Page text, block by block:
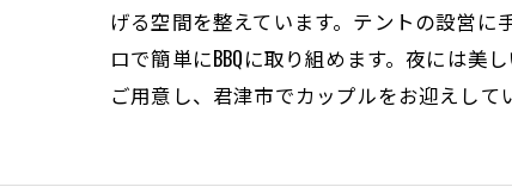
げる空間を整えています。テントの設営
ロで簡単にBBQに取り組めます。夜には
ご用意し、君津市でカップルをお迎えして